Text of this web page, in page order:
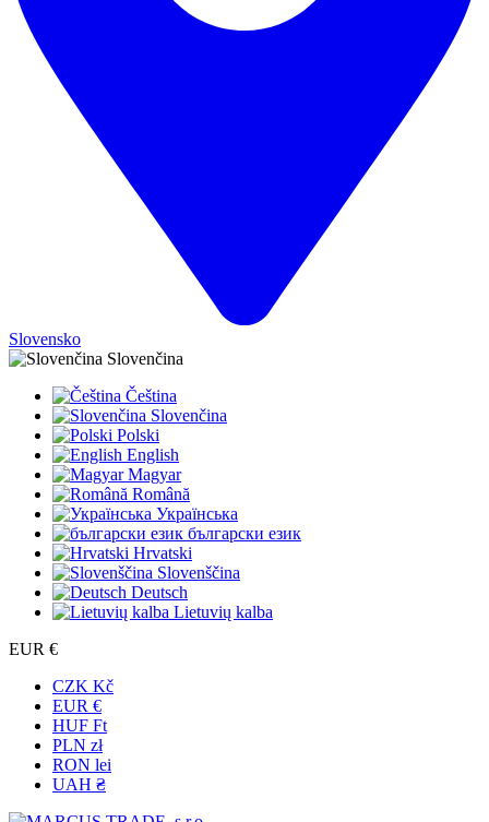
Slovensko
Slovenčina
Čeština
Slovenčina
Polski
English
Magyar
Română
Українська
български език
Hrvatski
Slovenščina
Deutsch
Lietuvių kalba
EUR €
CZK Kč
EUR €
HUF Ft
PLN zł
RON lei
UAH ₴